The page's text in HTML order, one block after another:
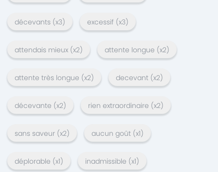
décevants (x3) excessif (x3)
attendais mieux (x2) attente longue (x2)
attente très longue (x2) decevant (x2)
décevante (x2) rien extraordinaire (x2)
sans saveur (x2) aucun goût (x1)
déplorable (x1) inadmissible (x1)